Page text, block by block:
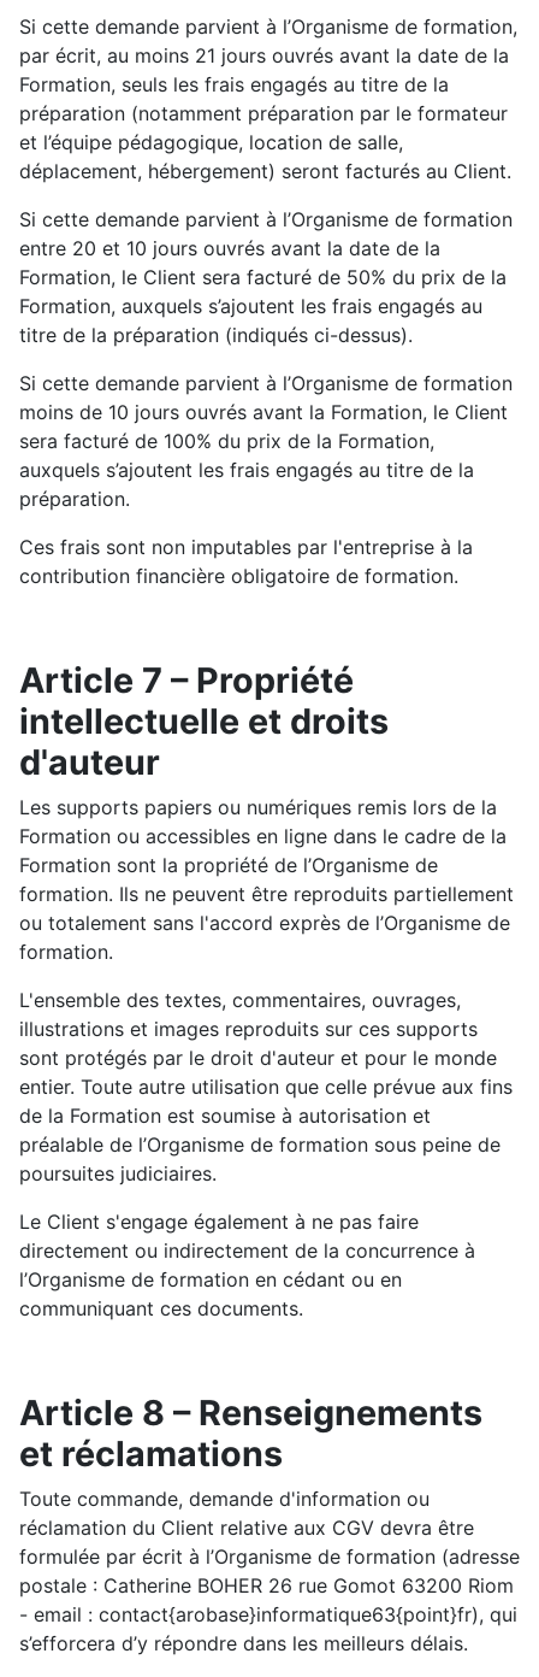
Si cette demande parvient à l’Organisme de formation,
par écrit, au moins 21 jours ouvrés avant la date de la
Formation, seuls les frais engagés au titre de la
préparation (notamment préparation par le formateur
et l’équipe pédagogique, location de salle,
déplacement, hébergement) seront facturés au Client.
Si cette demande parvient à l’Organisme de formation
entre 20 et 10 jours ouvrés avant la date de la
Formation, le Client sera facturé de 50% du prix de la
Formation, auxquels s’ajoutent les frais engagés au
titre de la préparation (indiqués ci-dessus).
Si cette demande parvient à l’Organisme de formation
moins de 10 jours ouvrés avant la Formation, le Client
sera facturé de 100% du prix de la Formation,
auxquels s’ajoutent les frais engagés au titre de la
préparation.
Ces frais sont non imputables par l'entreprise à la
contribution financière obligatoire de formation.
Article 7 – Propriété
intellectuelle et droits
d'auteur
Les supports papiers ou numériques remis lors de la
Formation ou accessibles en ligne dans le cadre de la
Formation sont la propriété de l’Organisme de
formation. Ils ne peuvent être reproduits partiellement
ou totalement sans l'accord exprès de l’Organisme de
formation.
L'ensemble des textes, commentaires, ouvrages,
illustrations et images reproduits sur ces supports
sont protégés par le droit d'auteur et pour le monde
entier. Toute autre utilisation que celle prévue aux fins
de la Formation est soumise à autorisation et
préalable de l’Organisme de formation sous peine de
poursuites judiciaires.
Le Client s'engage également à ne pas faire
directement ou indirectement de la concurrence à
l’Organisme de formation en cédant ou en
communiquant ces documents.
Article 8 – Renseignements
et réclamations
Toute commande, demande d'information ou
réclamation du Client relative aux CGV devra être
formulée par écrit à l’Organisme de formation (adresse
postale : Catherine BOHER 26 rue Gomot 63200 Riom
- email : contact{arobase}informatique63{point}fr), qui
s’efforcera d’y répondre dans les meilleurs délais.